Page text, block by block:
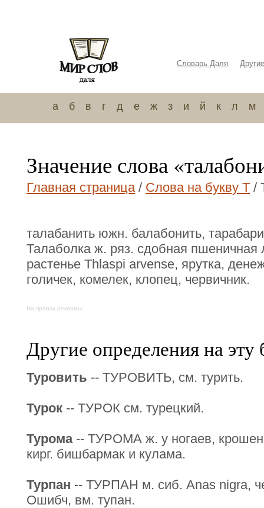
Словарь Даля
а б в г д е ж з и й к л м
Значение слова
Главная страница/ Слова на букву Т /
талабанить южн. балабонить,
Талаболка ж. ряз. сдобная пшеничная
растенье Thlaspi arvense, ярутка,
голичек, комелек, клопец, червичник.
На правах рекламы:
Другие определения на эту
Туровить -- ТУРОВИТЬ, см. турить.
Турок -- ТУРОК см. турецкий.
Турома-- ТУРОМА ж. у ногаев,
кирг. бишбармак и кулама.
Турпан -- ТУРПАН м. сиб. Anas nigra,
Ошибч, вм. тупан.